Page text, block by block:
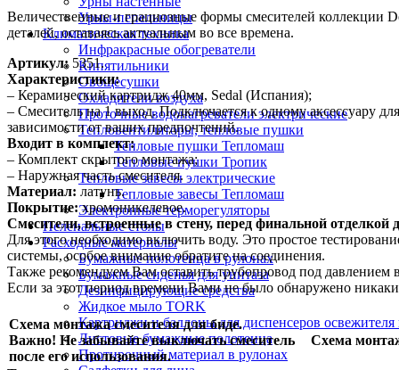
Урны-пепельницы
Климатическая техника
Инфракрасные обогреватели
Кипятильники
Овощесушки
Охладители воздуха
Проточные водонагреватели электрические
Тепловентиляторы, тепловые пушки
Тепловые пушки Тепломаш
Тепловые пушки Тропик
Тепловые завесы электрические
Тепловые завесы Тепломаш
Электронные терморегуляторы
Пеленальные столы
Расходные материалы
Бумажные полотенца в рулонах
Бумажные сиденья для унитаза
Дезинфицирующие средства
Жидкое мыло TORK
Картриджи и баллоны для диспенсеров освежителя
Листовые бумажные полотенца
Протирочный материал в рулонах
Величественные и грациозные формы смесителей коллекции
деталей, оставаясь актуальным во все времена.
Артикул: 5351.
Характеристики:
– Керамический картридж 40мм, Sedal (Испания);
– Смеситель на 1 выход. Подключается к одному аксессуару
зависимости от ваших предпочтений.
Входит в комплект:
– Комплект скрытого монтажа;
– Наружная часть смесителя.
Материал: латунь.
Покрытие:хромоникелевое.
Смесители, встроенные в стену, перед финальной
Для этого необходимо включить воду. Это простое
системы, особое внимание обратите на соединения.
Также рекомендуем Вам оставить трубопровод под давлением
Если за этот период времени Вами не было обнаружено
Схема монтажа смесителя для биде.
Важно! Не забывайте выключать смеситель
после его использования.
Схема